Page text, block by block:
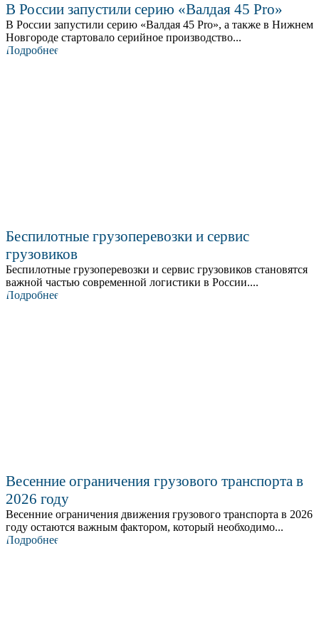
В России запустили серию «Валдая 45 Pro»
В России запустили серию «Валдая 45 Pro», а также в Нижнем
Новгороде стартовало серийное производство...
Подробнее
Беспилотные грузоперевозки и сервис
грузовиков
Беспилотные грузоперевозки и сервис грузовиков становятся
важной частью современной логистики в России....
Подробнее
Весенние ограничения грузового транспорта в
2026 году
Весенние ограничения движения грузового транспорта в 2026
году остаются важным фактором, который необходимо...
Подробнее